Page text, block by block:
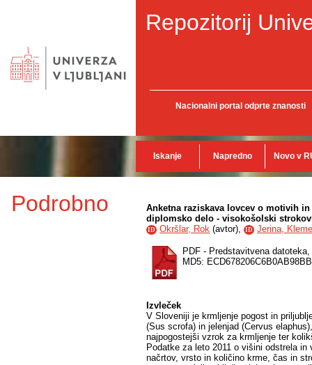
Repozitorij
Nacionalni portal odprte znanosti
Iskanje Napredno Novo v
Podrobno
Anketna raziskava lovcev o motivih
diplomsko delo - visokošolski
ID Okršlar, Rok (avtor), ID Jerina,
PDF - Predstavitvena datoteka,
MD5:
Izvleček
V Sloveniji je krmljenje pogost in
(Sus scrofa) in jelenjad (Cervus
najpogostejši vzrok za krmljenje ter
Podatke za leto 2011 o višini odstrela
načrtov, vrsto in količino krme, čas in